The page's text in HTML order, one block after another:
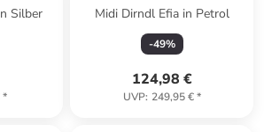
Silber
*
Midi Dirndl Efia in Petrol
-49%
124,98 €
UVP: 249,95 €*